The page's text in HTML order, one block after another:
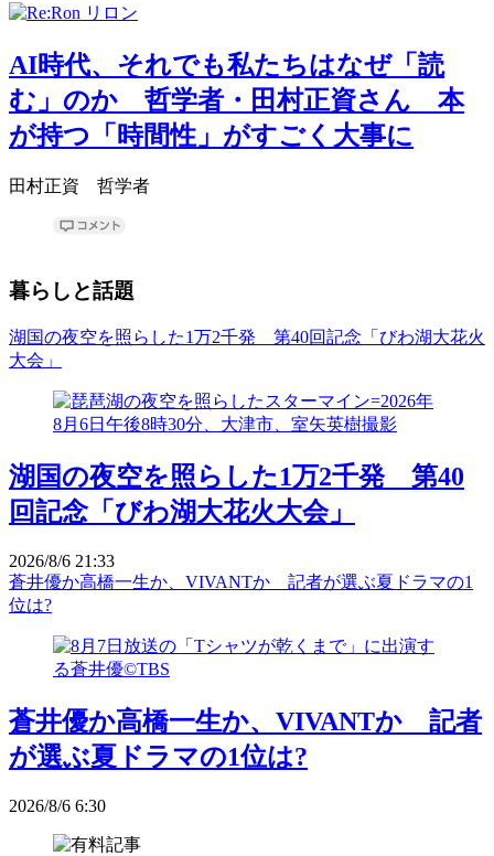
AI時代、それでも私たちはなぜ「読
む」のか 哲学者・田村正資さん 本
が持つ「時間性」がすごく大事に
田村正資 哲学者
暮らしと話題
湖国の夜空を照らした1万2千発 第40回記念「びわ湖大花火
大会」
湖国の夜空を照らした1万2千発 第40
回記念「びわ湖大花火大会」
2026/8/6 21:33
蒼井優か高橋一生か、VIVANTか 記者が選ぶ夏ドラマの1
位は?
蒼井優か高橋一生か、VIVANTか 記者
が選ぶ夏ドラマの1位は?
2026/8/6 6:30